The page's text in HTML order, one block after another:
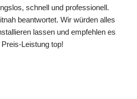
schnell und professionell.
beantwortet. Wir würden alles
lassen und empfehlen es
Leistung top!